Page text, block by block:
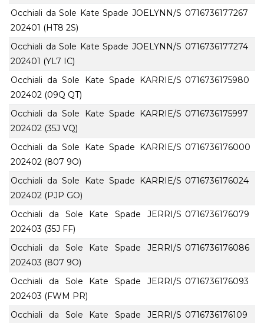
Occhiali da Sole Kate Spade JOELYNN/S
202401 (HT8 2S)
0716736177267
Occhiali da Sole Kate Spade JOELYNN/S
202401 (YL7 IC)
0716736177274
Occhiali da Sole Kate Spade KARRIE/S
202402 (09Q QT)
0716736175980
Occhiali da Sole Kate Spade KARRIE/S
202402 (35J VQ)
0716736175997
Occhiali da Sole Kate Spade KARRIE/S
202402 (807 9O)
0716736176000
Occhiali da Sole Kate Spade KARRIE/S
202402 (PJP GO)
0716736176024
Occhiali da Sole Kate Spade JERRI/S
202403 (35J FF)
0716736176079
Occhiali da Sole Kate Spade JERRI/S
202403 (807 9O)
0716736176086
Occhiali da Sole Kate Spade JERRI/S
202403 (FWM PR)
0716736176093
Occhiali da Sole Kate Spade JERRI/S 0716736176109